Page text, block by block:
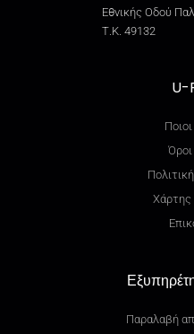
Εθνικής Οδού
Τ.Κ. 49132
U-
Χάρτης
Παραλαβή